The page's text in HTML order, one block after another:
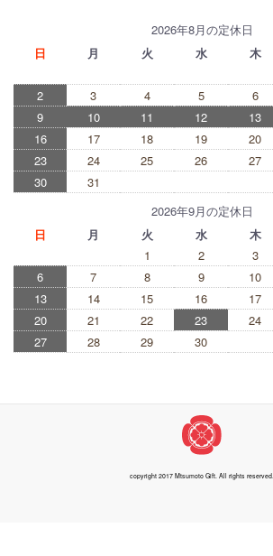
2026年8月の定休日
日
月 火 水 木
2
3 4 5 6
9
10 11 12 13
16
17 18 19 20
23
24 25 26 27
30
31
2026年9月の定休日
日
月 火 水 木
1
2 3
6
7 8 9 10
13
14 15 16 17
20
21 22 23 24
27
28 29 30
copyright 2017 Mtsumoto Gift. All rights reserved.